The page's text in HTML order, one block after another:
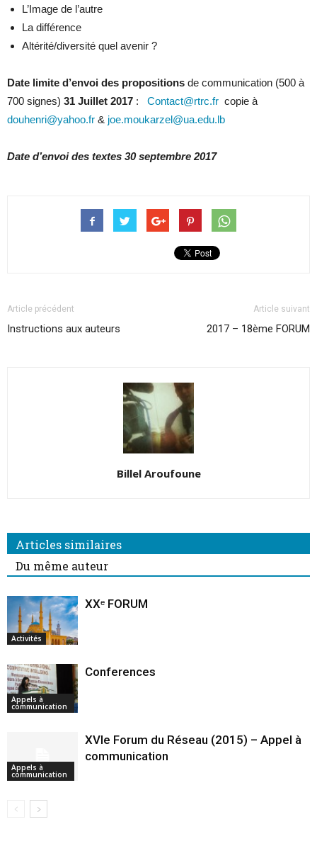
L’Image de l’autre
La différence
Altérité/diversité quel avenir ?
Date limite d’envoi des propositions de communication (500 à
700 signes) 31 Juillet 2017 : Contact@rtrc.fr copie à
douhenri@yahoo.fr & joe.moukarzel@ua.edu.lb
Date d’envoi des textes 30 septembre 2017
Article précédent
Instructions aux auteurs
Article suivant
2017 – 18ème FORUM
Billel Aroufoune
Articles similaires
Du même auteur
Activités
XXᵉ FORUM
Appels à
communication
Conferences
Appels à
communication
XVIe Forum du Réseau (2015) – Appel à
communication